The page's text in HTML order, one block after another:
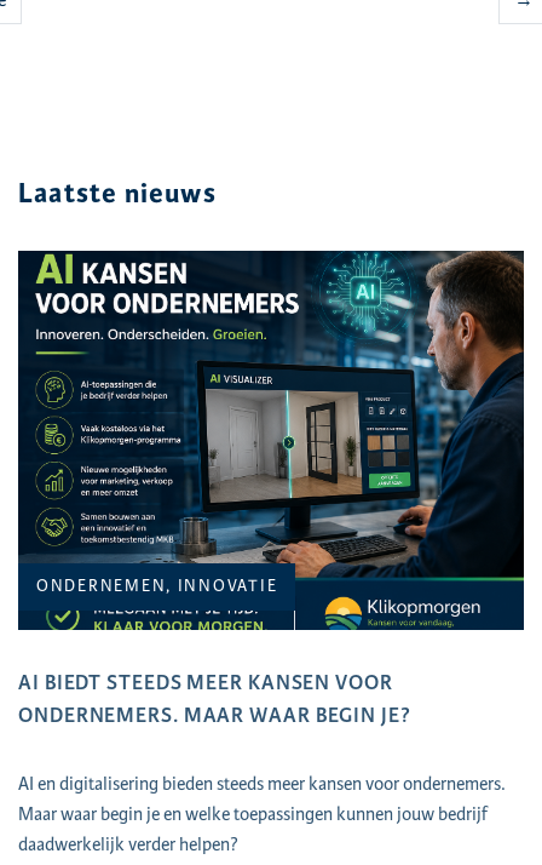
Laatste nieuws
ONDERNEMEN, INNOVATIE
AI BIEDT STEEDS MEER KANSEN VOOR
ONDERNEMERS. MAAR WAAR BEGIN JE?
AI en digitalisering bieden steeds meer kansen voor ondernemers.
Maar waar begin je en welke toepassingen kunnen jouw bedrijf
daadwerkelijk verder helpen?